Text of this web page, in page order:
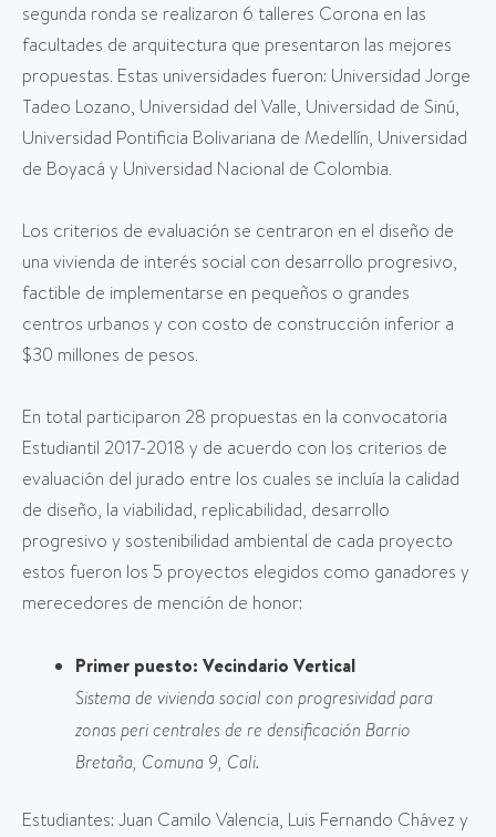
segunda ronda se realizaron 6 talleres Corona en las
facultades de arquitectura que presentaron las mejores
propuestas. Estas universidades fueron: Universidad Jorge
Tadeo Lozano, Universidad del Valle, Universidad de Sinú,
Universidad Pontificia Bolivariana de Medellín, Universidad
de Boyacá y Universidad Nacional de Colombia.
Los criterios de evaluación se centraron en el diseño de
una vivienda de interés social con desarrollo progresivo,
factible de implementarse en pequeños o grandes
centros urbanos y con costo de construcción inferior a
$30 millones de pesos.
En total participaron 28 propuestas en la convocatoria
Estudiantil 2017-2018 y de acuerdo con los criterios de
evaluación del jurado entre los cuales se incluía la calidad
de diseño, la viabilidad, replicabilidad, desarrollo
progresivo y sostenibilidad ambiental de cada proyecto
estos fueron los 5 proyectos elegidos como ganadores y
merecedores de mención de honor:
Primer puesto: Vecindario Vertical
Sistema de vivienda social con progresividad para
zonas peri centrales de re densificación Barrio
Bretaña, Comuna 9, Cali.
Estudiantes: Juan Camilo Valencia, Luis Fernando Chávez y